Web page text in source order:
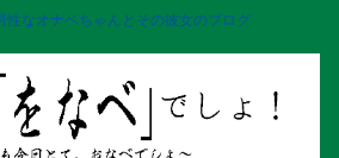
性なオナベちゃんとその彼女のブログ